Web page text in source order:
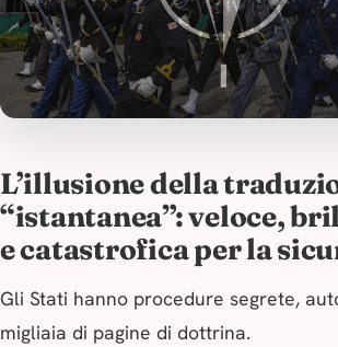
L’illusione della
“istantanea”: veloce,
e catastrofica per la
Gli Stati hanno procedure segrete,
migliaia di pagine di dottrina.